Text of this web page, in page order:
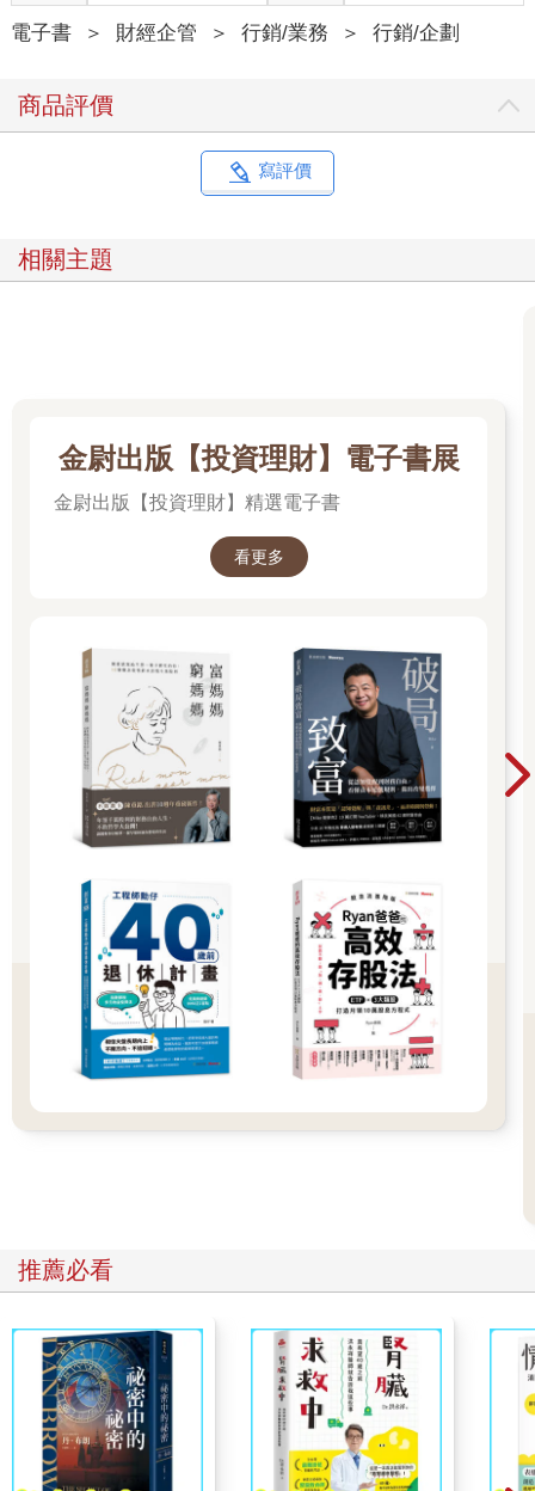
品牌世界觀的四大條件
賓格瑞的角色並不是真實的故事，大家都知道它是虛構的，這正
是它帶來新鮮感與趣味性的原因。然而，虛構的故事終究無法擁
有「真實」所帶來的深刻影響力。賓格瑞創造這個角色的目的並
非要傳達真實性，而是希望藉此塑造年輕、親和的品牌形象，讓
3. 是否能「有彈性地發展」？
SK-II Pitera精華的故事，因其「真實性」而令人信服，許多消費
緻年輕的肌膚。然而這個故事的影響力僅限於特定產品，無法延
伸至該品牌的其他層面，如發展成企業文化、其他產品線等。真
4. 是否「發自內在」？
品牌世界觀並不是某個巧合的事件，也不是某個精心創作的故
事，而是源於品牌自身的信念。我們可以把品牌世界觀比喻成我
們身體的DNA，雖然DNA是肉眼不可見的，但它決定了一個人的
性格、長相，甚至影響他的成長過程。世界觀就像品牌的DNA，
雖然人們看到的會是產品、服務、態度與行動，但最終帶來成果
的是世界觀。只有內外具一致性的品牌，我們才能從其行動中推
品牌存在的理由
「人為什麼要旅行？旅行的目的究竟是什麼？」這是規劃出高級
度假村的某位創辦人，向同仁拋出的問題。他的答案是：「旅行
的目的不只是看美景、吃美食……旅行是一場與未知、與令人心
動之故事相遇的旅程。所以我們的度假村應該要設計一個人們不
熟悉的、讓人悸動的故事，為旅客提供這樣的體驗。這就是度假
村存在的作用和理由。」
這正是韓國豪華度假村品牌「Ananti」的故事，Ananti 改變了以
做到的呢？
在許多分析Ananti成功案例的文章中，許多人會歸因於上述這些
因素—獨特的地點選擇、建築設計、書店概念等。但真正特別的
成功關鍵，其實在於貫穿這一切的「Ananti的世界觀」。Ananti重
新定義「旅行」的概念，這個觀點成為品牌哲學，並透過品牌的
每一個細節嚴謹地去貫徹執行。Ananti每進駐一個地區，都會根
據該地區的特點進一步發展出陌生而令人心動的不同故事。
這就是品牌世界觀。品牌世界觀不應止步於單一獨立的要素，而
是應該從觀點和理念開始，持續成長及發展，即使時間流逝也能
電子書 ＞ 財經企管 ＞ 行銷/業務 ＞ 行銷/企劃
商品評價
寫評價
相關主題
金尉出版【投資理財】電子書展
金尉出版【投資理財】精選電子書
看更多
推薦必看